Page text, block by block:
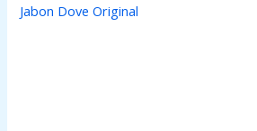
Jabon Dove Original